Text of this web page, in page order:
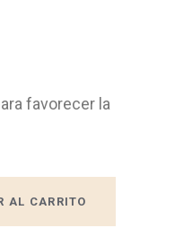
favorecer la
AL CARRITO